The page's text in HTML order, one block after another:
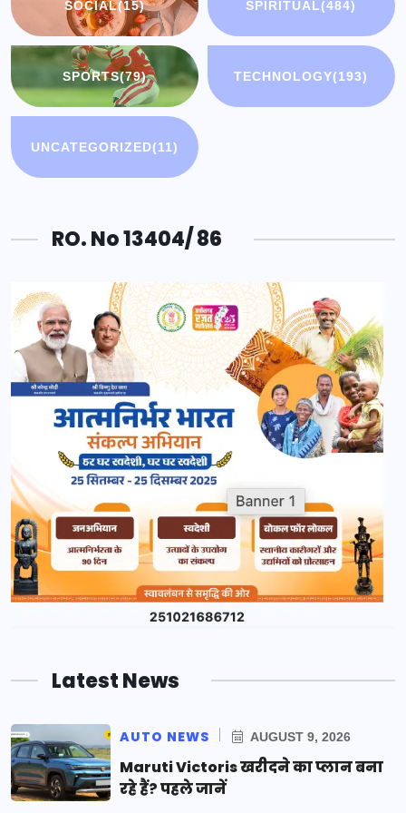
SOCIAL(15) SPIRITUAL(484)
SPORTS(79) TECHNOLOGY(193)
UNCATEGORIZED(11)
RO. No 13404/ 86
Latest News
AUTO NEWS AUGUST 9, 2026
Maruti Victoris खरीदने का प्लान बना
रहे हैं? पहले जानें